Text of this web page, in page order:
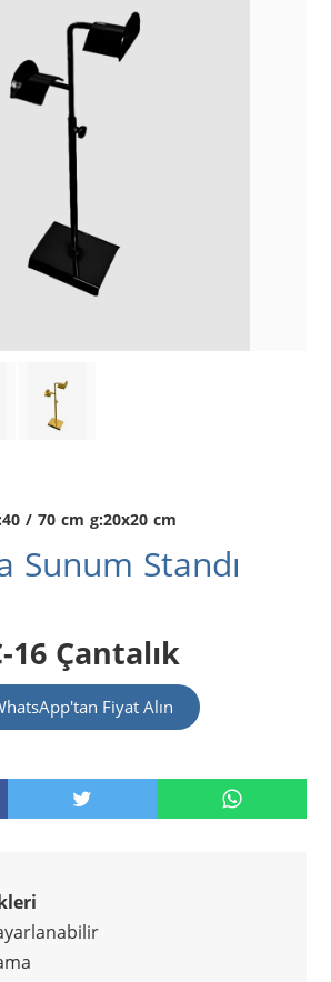
/ 70 cm g:20x20 cm
Sunum Standı
16 Çantalık
Fiyat Alın